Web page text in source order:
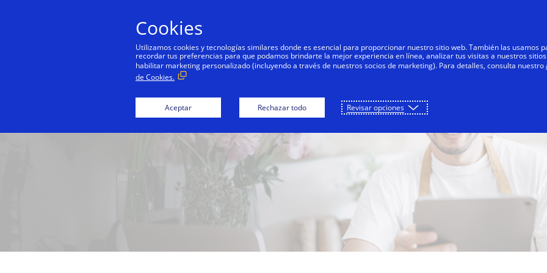
Personas Negocios Innovadores
Cookies
Utilizamos cookies y tecnologías similares donde es esencial para proporcionar nuestro sitio web. También las usamos
recordar tus preferencias para que podamos brindarte la mejor experiencia en línea, analizar tus visitas a nuestros
habilitar marketing personalizado (incluyendo a través de nuestros socios de marketing). Para detalles, consulta nuestro
de Cookies.
Aceptar Rechazar todo Revisar opciones